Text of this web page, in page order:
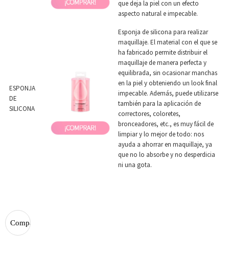
que deja la piel con un efecto
aspecto natural e impecable.
ESPONJA
DE
SILICONA
Esponja de silicona para realizar
maquillaje. El material con el que se
ha fabricado permite distribuir el
maquillaje de manera perfecta y
equilibrada, sin ocasionar manchas
en la piel y obteniendo un look final
impecable. Además, puede utilizarse
también para la aplicación de
correctores, coloretes,
bronceadores, etc., es muy fácil de
limpiar y lo mejor de todo: nos
ayuda a ahorrar en maquillaje, ya
que no lo absorbe y no desperdicia
ni una gota.